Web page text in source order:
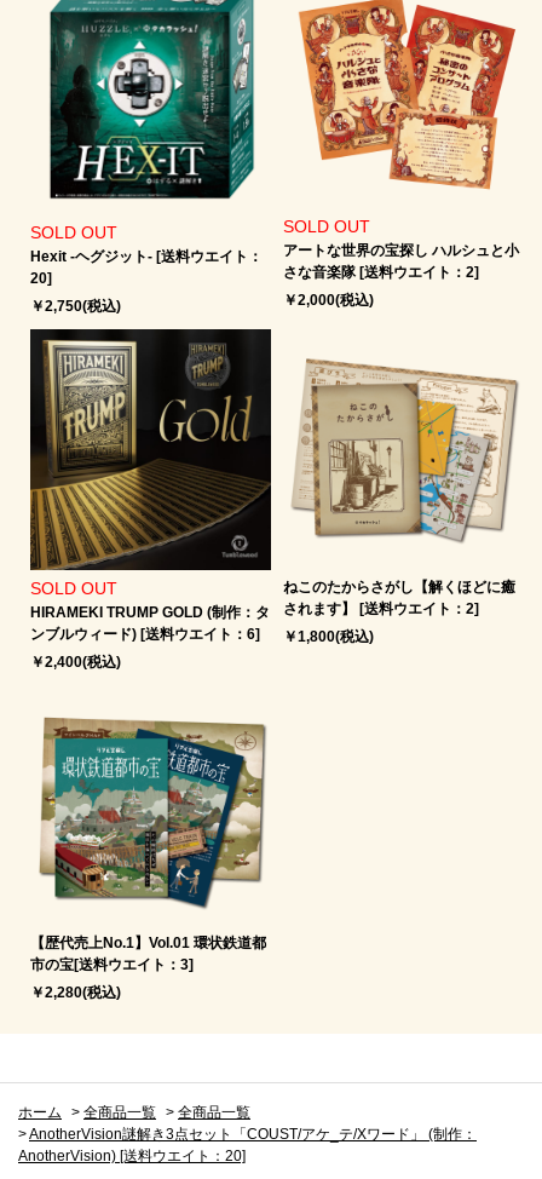
SOLD OUT
Hexit -ヘグジット‐ [送料ウエイト：
20]
￥2,750(税込)
SOLD OUT
アートな世界の宝探し ハルシュと小
さな音楽隊 [送料ウエイト：2]
￥2,000(税込)
SOLD OUT
HIRAMEKI TRUMP GOLD (制作：タ
ンブルウィード) [送料ウエイト：6]
￥2,400(税込)
ねこのたからさがし【解くほどに癒
されます】 [送料ウエイト：2]
￥1,800(税込)
【歴代売上No.1】Vol.01 環状鉄道都
市の宝[送料ウエイト：3]
￥2,280(税込)
ホーム > 全商品一覧 > 全商品一覧
>AnotherVision謎解き3点セット「COUST/アケ_テ/Xワード」 (制作：
AnotherVision) [送料ウエイト：20]